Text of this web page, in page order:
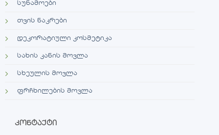
სუნამოები
თვის ნაკრები
დეკორატიული კოსმეტიკა
სახის კანის მოვლა
სხეულის მოვლა
ფრჩხილების მოვლა
კონტაქტი